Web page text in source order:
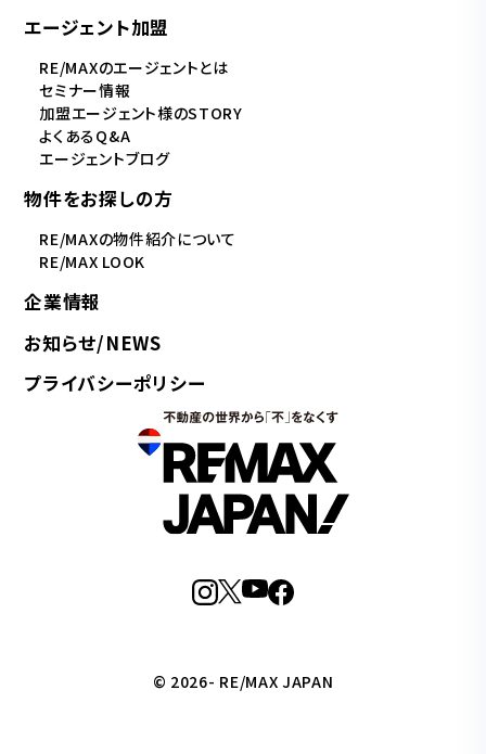
エージェント加盟
RE/MAXのエージェントとは
セミナー情報
加盟エージェント様のSTORY
よくあるQ&A
エージェントブログ
物件をお探しの方
RE/MAXの物件紹介について
RE/MAX LOOK
企業情報
お知らせ/NEWS
プライバシーポリシー
© 2026- RE/MAX JAPAN